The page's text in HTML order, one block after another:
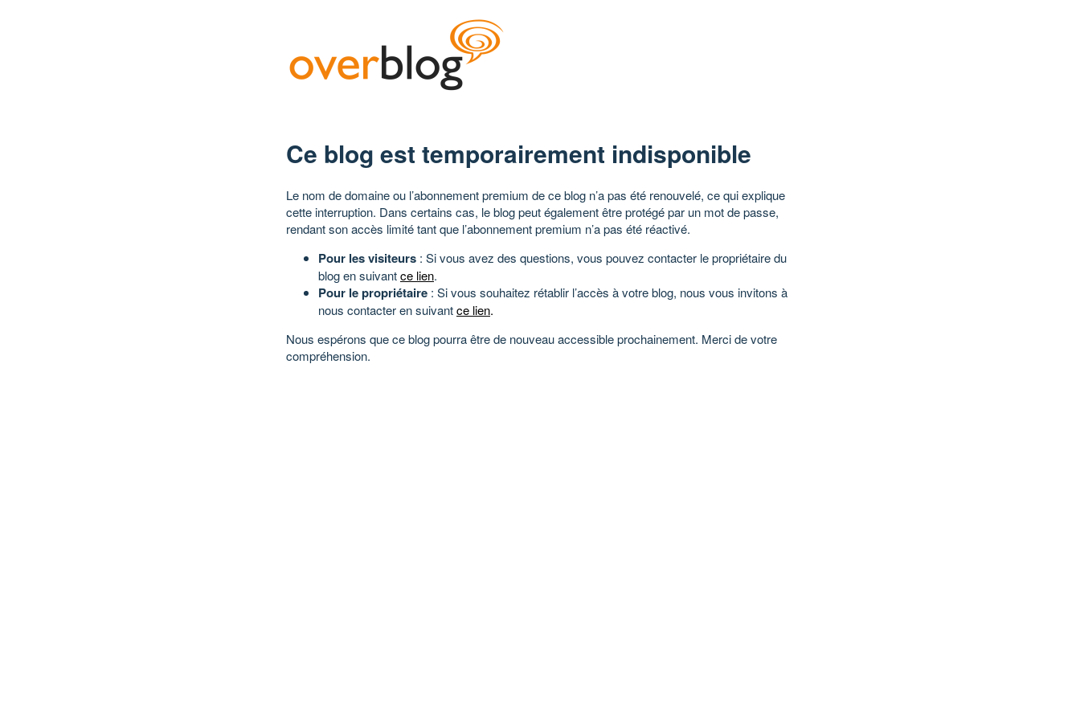
Ce blog est temporairement indisponible
Le nom de domaine ou l’abonnement premium de ce blog n’a pas été renouvelé, ce qui explique
cette interruption. Dans certains cas, le blog peut également être protégé par un mot de passe,
rendant son accès limité tant que l’abonnement premium n’a pas été réactivé.
Pour les visiteurs : Si vous avez des questions, vous pouvez contacter le propriétaire du
blog en suivantce lien.
Pour le propriétaire : Si vous souhaitez rétablir l’accès à votre blog, nous vous invitons à
nous contacter en suivantce lien.
Nous espérons que ce blog pourra être de nouveau accessible prochainement. Merci de votre
compréhension.